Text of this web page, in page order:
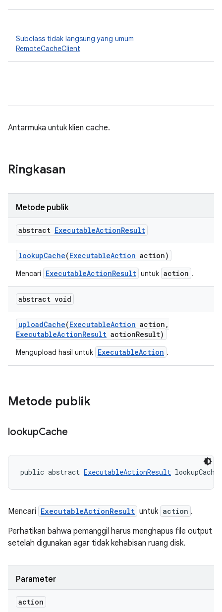
Subclass tidak langsung yang umum
RemoteCacheClient
Antarmuka untuk klien cache.
Ringkasan
Metode publik
abstract ExecutableActionResult
lookupCache(ExecutableAction action)
Mencari ExecutableActionResult untuk action .
abstract void
uploadCache(ExecutableAction action ,
ExecutableActionResult actionResult)
Mengupload hasil untuk ExecutableAction .
Metode publik
lookupCache
public abstract ExecutableActionResult
Mencari ExecutableActionResult untuk action .
Perhatikan bahwa pemanggil harus menghapus file output
setelah digunakan agar tidak kehabisan ruang disk.
Parameter
action